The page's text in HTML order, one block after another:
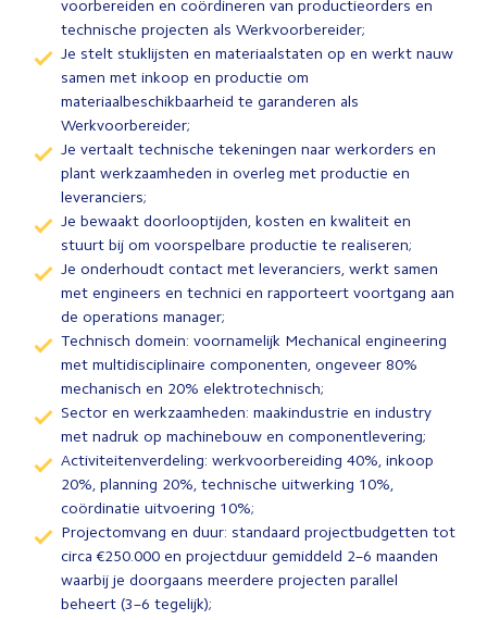
voorbereiden en coördineren van productieorders en
technische projecten als Werkvoorbereider;
Je stelt stuklijsten en materiaalstaten op en werkt nauw
samen met inkoop en productie om
materiaalbeschikbaarheid te garanderen als
Werkvoorbereider;
Je vertaalt technische tekeningen naar werkorders en
plant werkzaamheden in overleg met productie en
leveranciers;
Je bewaakt doorlooptijden, kosten en kwaliteit en
stuurt bij om voorspelbare productie te realiseren;
Je onderhoudt contact met leveranciers, werkt samen
met engineers en technici en rapporteert voortgang aan
de operations manager;
Technisch domein: voornamelijk Mechanical engineering
met multidisciplinaire componenten, ongeveer 80%
mechanisch en 20% elektrotechnisch;
Sector en werkzaamheden: maakindustrie en industry
met nadruk op machinebouw en componentlevering;
Activiteitenverdeling: werkvoorbereiding 40%, inkoop
20%, planning 20%, technische uitwerking 10%,
coördinatie uitvoering 10%;
Projectomvang en duur: standaard projectbudgetten tot
circa €250.000 en projectduur gemiddeld 2–6 maanden
waarbij je doorgaans meerdere projecten parallel
beheert (3–6 tegelijk);